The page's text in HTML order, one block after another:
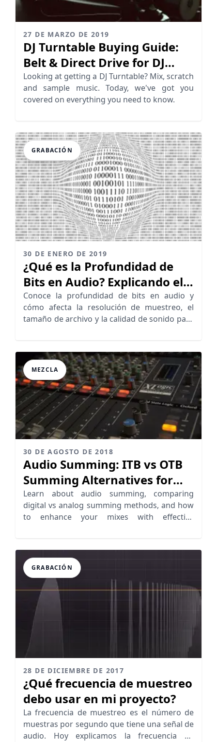
27 DE MARZO DE 2019
DJ Turntable Buying Guide:
Belt & Direct Drive for DJ
Mixing
Looking at getting a DJ Turntable? Mix, scratch
and sample music. Today, we've got you
covered on everything you need to know.
GRABACIÓN
30 DE ENERO DE 2019
¿Qué es la Profundidad de
Bits en Audio? Explicando el
Audio Digital
Conoce la profundidad de bits en audio y
cómo afecta la resolución de muestreo, el
tamaño de archivo y la calidad de sonido para
MEZCLA
30 DE AGOSTO DE 2018
Audio Summing: ITB vs OTB
Summing Alternatives for
Pro Mixing
Learn about audio summing, comparing
digital vs analog summing methods, and how
to enhance your mixes with effective
GRABACIÓN
28 DE DICIEMBRE DE 2017
¿Qué frecuencia de muestreo
debo usar en mi proyecto?
La frecuencia de muestreo es el número de
muestras por segundo que tiene una señal de
audio. Hoy explicamos la frecuencia de